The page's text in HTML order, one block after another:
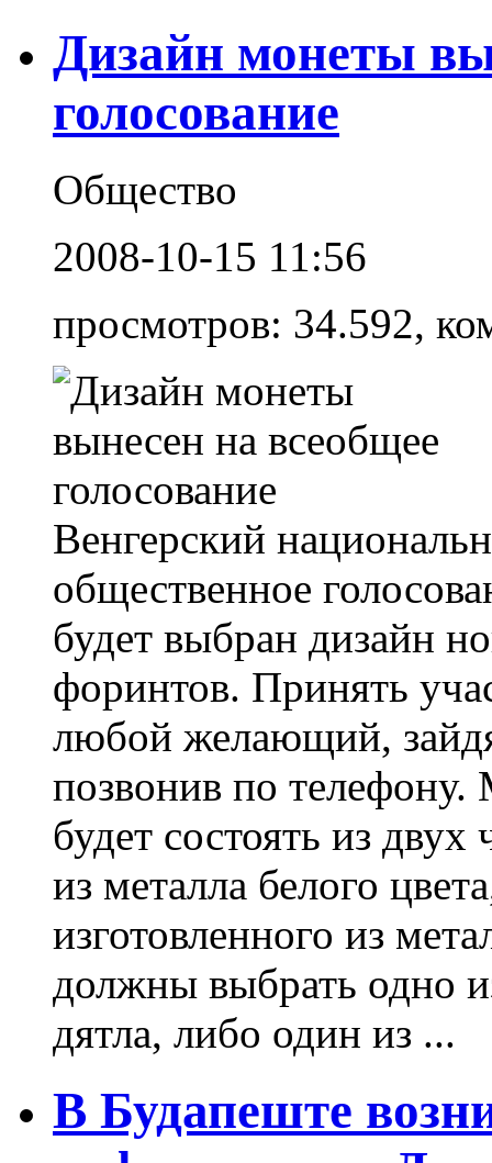
Дизайн монеты
голосование
Общество
2008-10-15 11:56
просмотров: 34.592,
Венгерский
общественное
будет выбран дизайн
форинтов. Принять
любой желающий,
позвонив по
будет состоять из двух
из металла белого
изготовленного из
должны выбрать одно
дятла, либо один из ...
В Будапеште